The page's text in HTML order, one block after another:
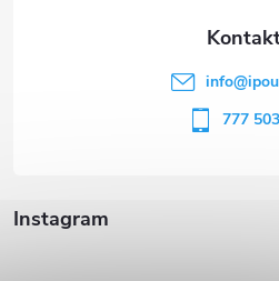
Instagram
info@
777